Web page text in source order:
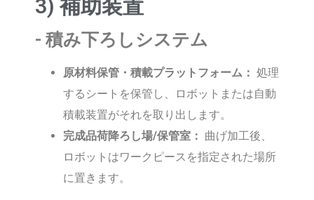
3) 補助装置
- 積み下ろしシステム
原材料保管・積載プラットフォーム： 処理
するシートを保管し、ロボットまたは自動
積載装置がそれを取り出します。
完成品荷降ろし場/保管室： 曲げ加工後、
ロボットはワークピースを指定された場所
に置きます。